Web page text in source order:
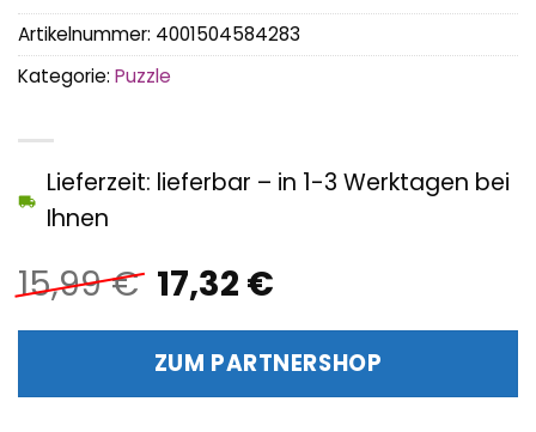
15,99€ Ursprünglicher
Preis
war:
15,99 €
17,32 €Aktueller
ist:
17,32 €.
Lieferzeit: lieferbar – in 1-3 Werktagen bei
Ihnen
ZUM PARTNERSHOP
Artikelnummer: 4001504584283
Kategorie: Puzzle